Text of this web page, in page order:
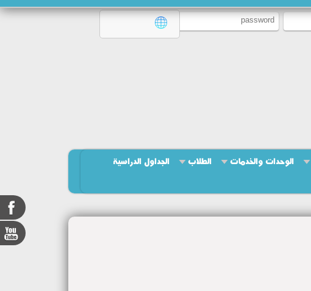
الوحدات والخدمات الطلاب
الجداول الدراسية